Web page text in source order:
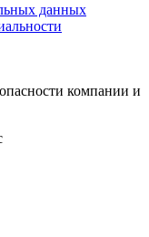
данных
компании и